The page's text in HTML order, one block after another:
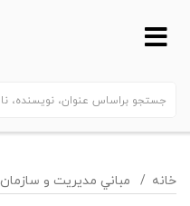
خانه مباني مديريت و سازمان